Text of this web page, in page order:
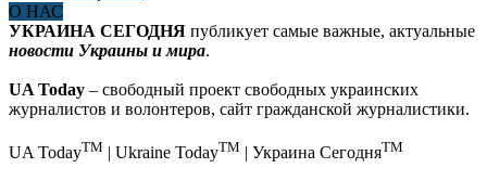
О НАС
УКРАИНА СЕГОДНЯ публикует самые важные, актуальные
новости Украины и мира.
UA Today – свободный проект свободных украинских
журналистов и волонтеров, сайт гражданской журналистики.
UA TodayTM | Ukraine TodayTM | Украина СегодняTM